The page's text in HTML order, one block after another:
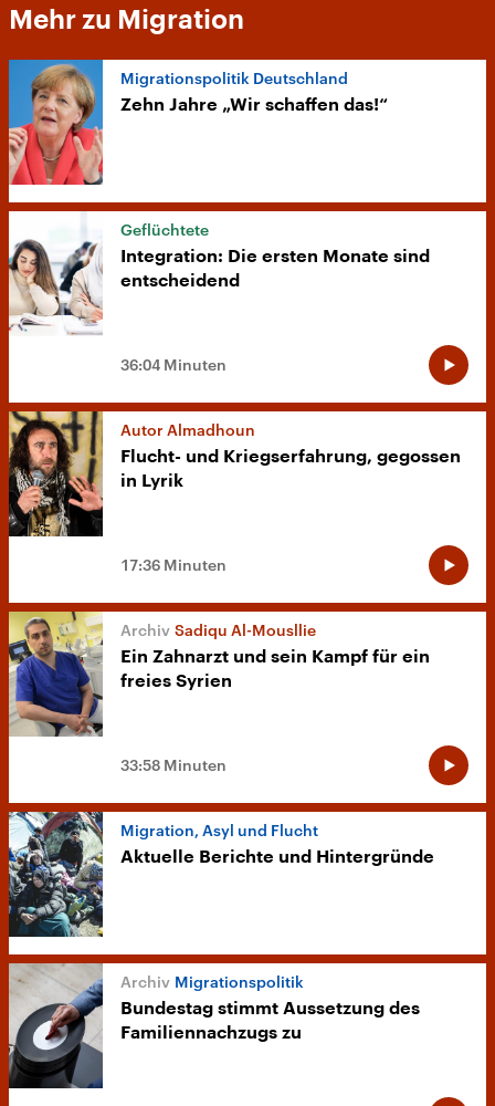
Mehr zu Migration
Migrationspolitik Deutschland
Zehn Jahre „Wir schaffen das!“
Geflüchtete
Integration: Die ersten Monate sind
entscheidend
36:04 Minuten
Autor Almadhoun
Flucht- und Kriegserfahrung, gegossen
in Lyrik
17:36 Minuten
Sadiqu Al-Mousllie
Ein Zahnarzt und sein Kampf für ein
freies Syrien
33:58 Minuten
Migration, Asyl und Flucht
Aktuelle Berichte und Hintergründe
Migrationspolitik
Bundestag stimmt Aussetzung des
Familiennachzugs zu